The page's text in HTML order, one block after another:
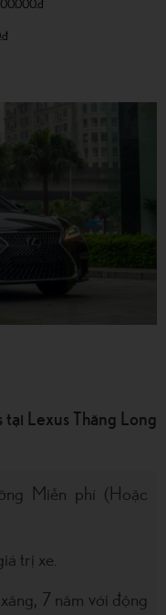
Lexus Thăng Long
Miễn phí (Hoặc
trị xe.
7 năm với động